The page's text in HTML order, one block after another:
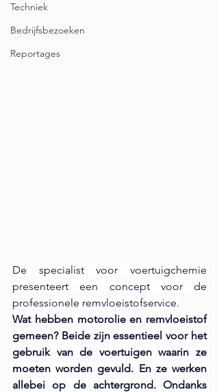
Techniek
Bedrijfsbezoeken
Reportages
De specialist voor voertuigchemie
presenteert een concept voor de
professionele remvloeistofservice.
Wat hebben motorolie en remvloeistof
gemeen? Beide zijn essentieel voor het
gebruik van de voertuigen waarin ze
moeten worden gevuld. En ze werken
allebei op de achtergrond. Ondanks